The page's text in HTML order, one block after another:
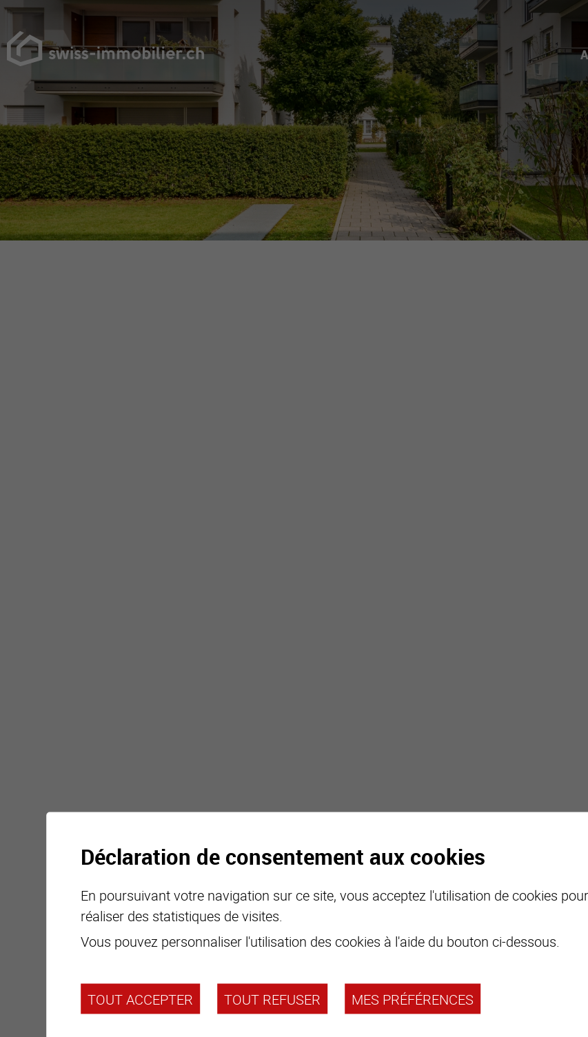
Déclaration de consentement aux cookies
En poursuivant votre navigation sur ce site, vous acceptez l'utilisation de cookies
réaliser des statistiques de visites.
Vous pouvez personnaliser l'utilisation des cookies à l'aide du bouton ci-dessous.
TOUT ACCEPTER TOUT REFUSER MES PRÉFÉRENCES